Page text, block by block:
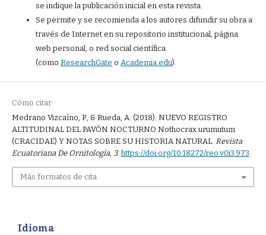
se indique la publicación inicial en esta revista.
Se permite y se recomienda a los autores difundir su obra a
través de Internet en su repositorio institucional, página
web personal, o red social científica
(como ResearchGate o Academia.edu).
Cómo citar
Medrano Vizcaíno, P., & Rueda, A. (2018). NUEVO REGISTRO
ALTITUDINAL DEL PAVÓN NOCTURNO Nothocrax urumutum
(CRACIDAE) Y NOTAS SOBRE SU HISTORIA NATURAL. Revista
Ecuatoriana De Ornitología, 3.https://doi.org/10.18272/reo.v0i3.973
Más formatos de cita
Idioma